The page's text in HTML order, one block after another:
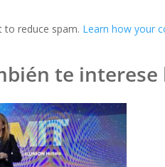
to reduce spam. Learn how your
te